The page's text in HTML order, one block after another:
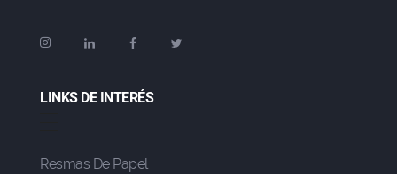
LINKS DE INTERÉS
Resmas De Papel